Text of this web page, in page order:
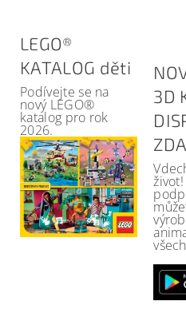
LEGO®
KATALOG děti
Podívejte se na
nový LEGO®
katalog pro rok
2026.
3D